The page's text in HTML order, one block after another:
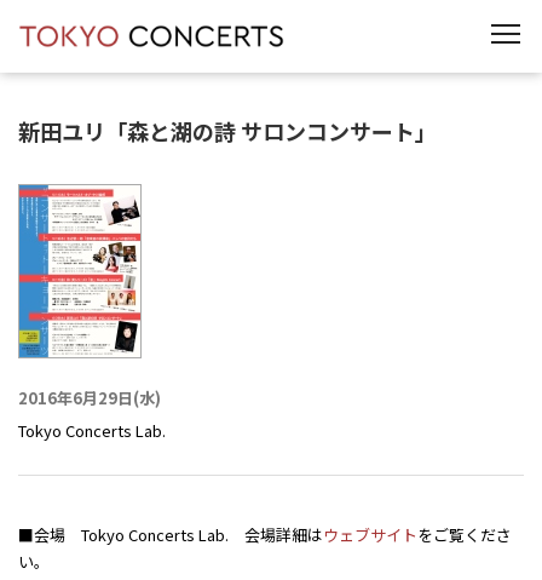
t
o
新田ユリ「森と湖の詩 サロンコンサート」
2016年6月29日(水)
Tokyo Concerts Lab.
■会場 Tokyo Concerts Lab. 会場詳細はウェブサイトをご覧くださ
い。